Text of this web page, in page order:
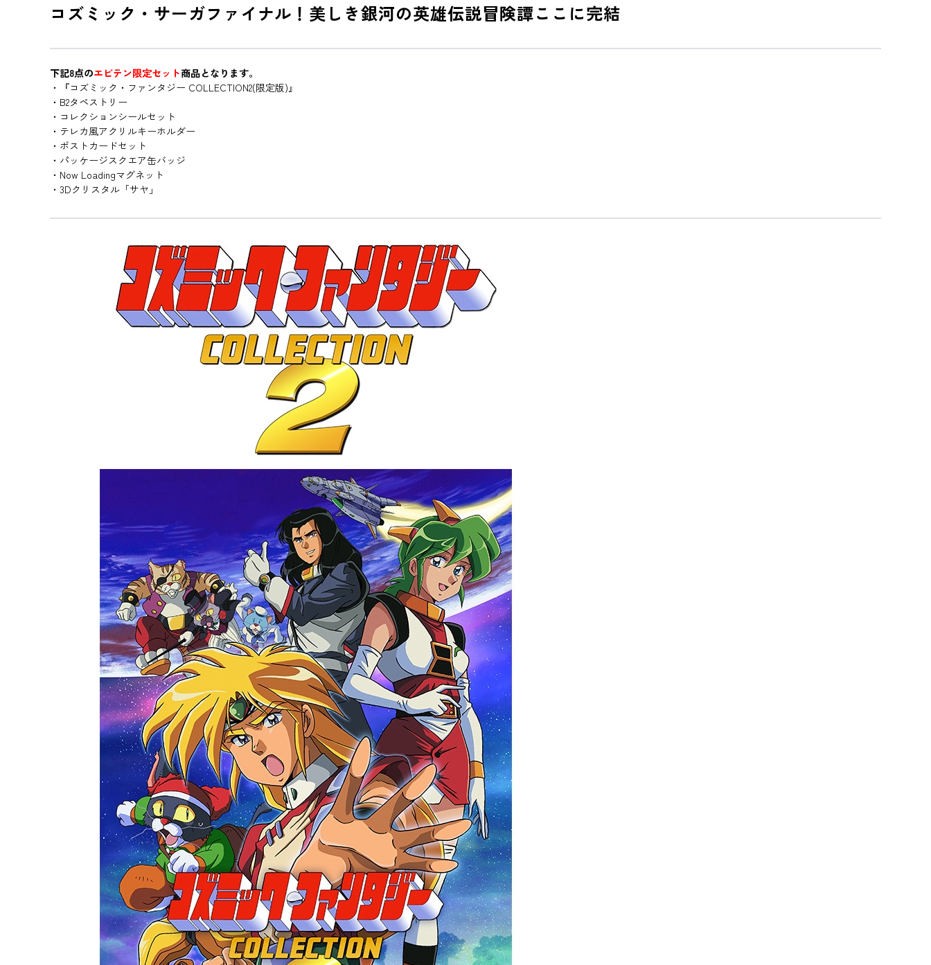
コズミック・サーガファイナル！美しき銀河の英雄伝説冒険譚ここに完結
下記8点のエビテン限定セット商品となります。
・『コズミック・ファンタジー COLLECTION2(限定版)』
・B2タペストリー
・コレクションシールセット
・テレカ風アクリルキーホルダー
・ポストカードセット
・パッケージスクエア缶バッジ
・Now Loadingマグネット
・3Dクリスタル「サヤ」